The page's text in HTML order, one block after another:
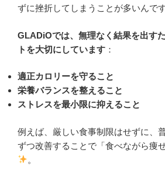
ずに挫折してしまうことが多いんで
GLADiOでは、無理なく結果を出す
トを大切にしています ：
適正カロリーを守ること
栄養バランスを整えること
ストレスを最小限に抑えること
例えば、厳しい食事制限はせずに、
ずつ改善することで「食べながら痩
。